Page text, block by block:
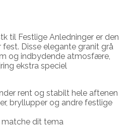
til Festlige Anledninger er den
Disse elegante granit grå
og indbydende atmosfære,
ekstra speciel
rent og stabilt hele aftenen
bryllupper og andre festlige
matche dit tema